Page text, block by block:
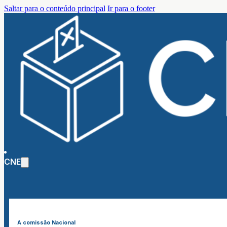
Saltar para o conteúdo principal Ir para o footer
CNE
A comissão Nacional